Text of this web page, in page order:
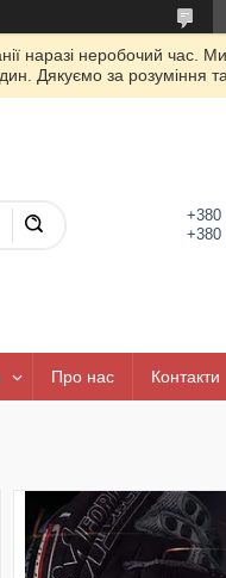
наразі неробочий час.
Дякуємо за розуміння
+380
+380
Про нас Контакти